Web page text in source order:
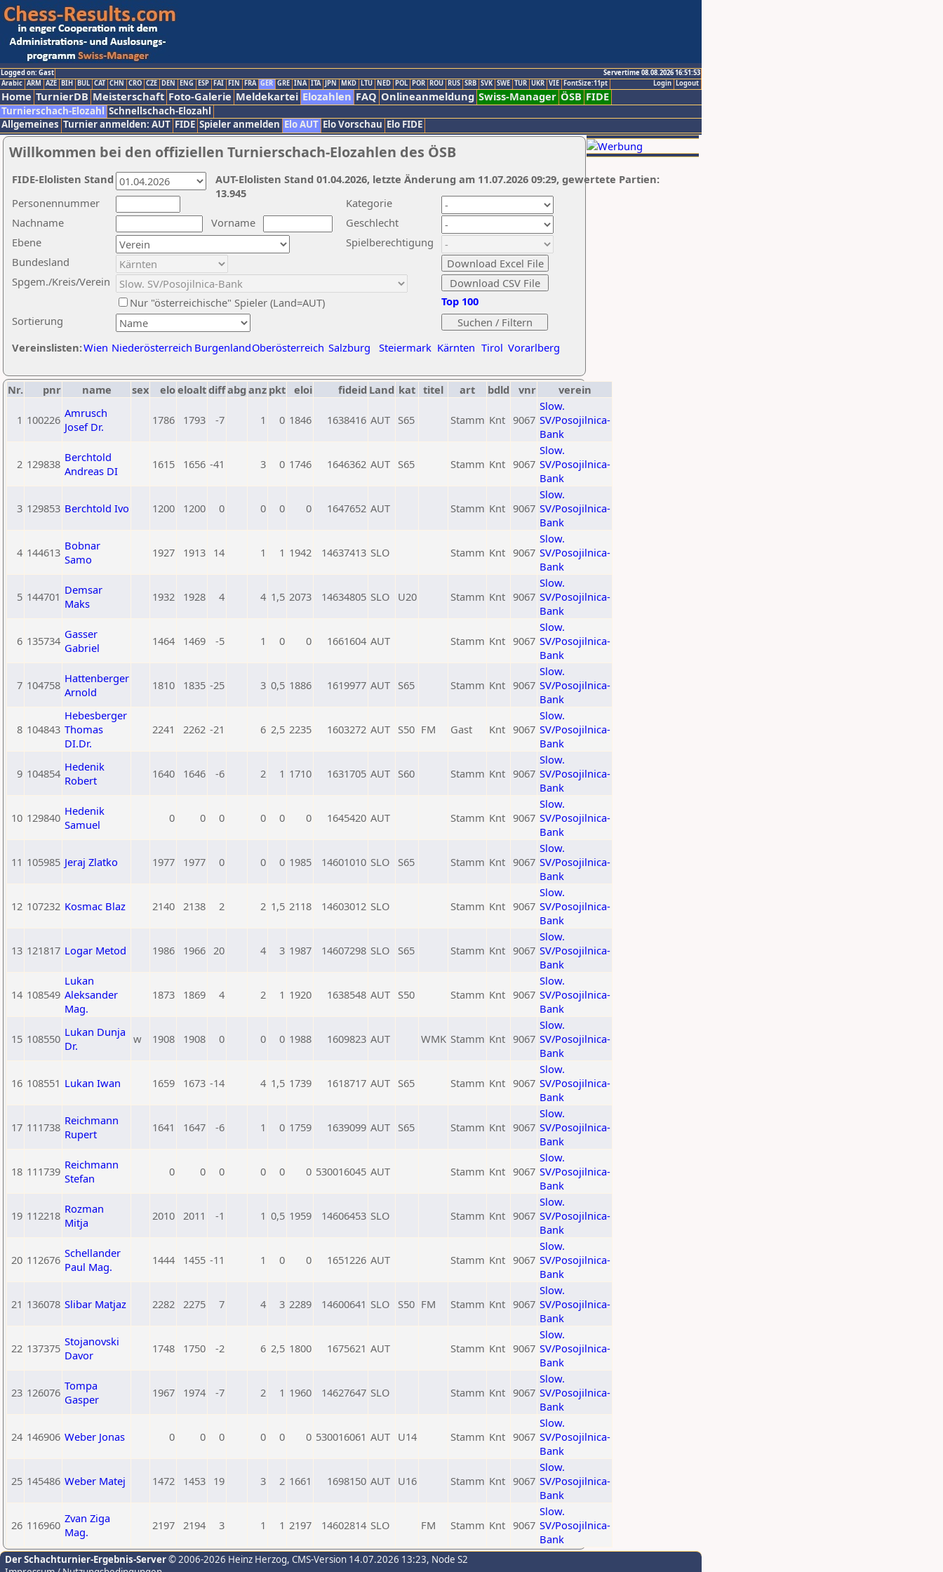
Logged on: Gast
Servertime 08.08.2026 16:51:53
Logout
Login
Arabic ARM AZE BIH BUL CAT CHN CRO CZE DEN ENG ESP FAI FIN FRA GER GRE INA ITA JPN MKD LTU NED POL POR ROU RUS SRB SVK SWE TUR UKR VIE FontSize:11pt
Home TurnierDB Meisterschaft Foto-Galerie Meldekartei Elozahlen FAQ Onlineanmeldung Swiss-Manager ÖSB FIDE
Turnierschach-Elozahl Schnellschach-Elozahl
Allgemeines Turnier anmelden: AUT FIDE Spieler anmelden Elo AUT Elo Vorschau Elo FIDE
Willkommen bei den offiziellen Turnierschach-Elozahlen des ÖSB
Nachname
Vorname
Ebene
Kategorie
Sortierung
Personennummer
Bundesland
Spgem./Kreis/Verein
Geschlecht
Nur "österreichische" Spieler (Land=AUT)
Spielberechtigung
Vereinslisten:Wien Niederösterreich BurgenlandOberösterreich Salzburg Steiermark Kärnten Tirol Vorarlberg
Top 100
AUT-Elolisten Stand 01.04.2026, letzte Änderung am 11.07.2026 09:29, gewertete Partien:
13.945
FIDE-Elolisten Stand
Nr. pnr name sex eloeloaltdiffabg anz pkt eloi fideid Land kat titel art bdld vnr verein
1 100226 Amrusch
Josef Dr.
1786 1793 -7 1 0 1846 1638416 AUT S65 Stamm Knt 9067
Slow.
SV/Posojilnica-
Bank
2 129838 Berchtold
Andreas DI
1615 1656 -41 3 0 1746 1646362 AUT S65 Stamm Knt 9067
Slow.
SV/Posojilnica-
Bank
3 129853 Berchtold Ivo 1200 1200 0 0 0 0 1647652 AUT Stamm Knt 9067
Slow.
SV/Posojilnica-
Bank
4 144613 Bobnar
Samo
1927 1913 14 1 1 1942 14637413 SLO Stamm Knt 9067
Slow.
SV/Posojilnica-
Bank
5 144701 Demsar
Maks
1932 1928 4 4 1,5 2073 14634805 SLO U20 Stamm Knt 9067
Slow.
SV/Posojilnica-
Bank
6 135734 Gasser
Gabriel
1464 1469 -5 1 0 0 1661604 AUT Stamm Knt 9067
Slow.
SV/Posojilnica-
Bank
7 104758 Hattenberger
Arnold
1810 1835 -25 3 0,5 1886 1619977 AUT S65 Stamm Knt 9067
Slow.
SV/Posojilnica-
Bank
8 104843
Hebesberger
Thomas
DI.Dr.
2241 2262 -21 6 2,5 2235 1603272 AUT S50 FM Gast Knt 9067
Slow.
SV/Posojilnica-
Bank
9 104854 Hedenik
Robert
1640 1646 -6 2 1 1710 1631705 AUT S60 Stamm Knt 9067
Slow.
SV/Posojilnica-
Bank
10 129840 Hedenik
Samuel
0 0 0 0 0 0 1645420 AUT Stamm Knt 9067
Slow.
SV/Posojilnica-
Bank
11 105985 Jeraj Zlatko 1977 1977 0 0 0 1985 14601010 SLO S65 Stamm Knt 9067
Slow.
SV/Posojilnica-
Bank
12 107232 Kosmac Blaz 2140 2138 2 2 1,5 2118 14603012 SLO Stamm Knt 9067
Slow.
SV/Posojilnica-
Bank
13 121817 Logar Metod 1986 1966 20 4 3 1987 14607298 SLO S65 Stamm Knt 9067
Slow.
SV/Posojilnica-
Bank
14 108549
Lukan
Aleksander
Mag.
1873 1869 4 2 1 1920 1638548 AUT S50 Stamm Knt 9067
Slow.
SV/Posojilnica-
Bank
15 108550 Lukan Dunja
Dr.
w 1908 1908 0 0 0 1988 1609823 AUT WMK Stamm Knt 9067
Slow.
SV/Posojilnica-
Bank
16 108551 Lukan Iwan 1659 1673 -14 4 1,5 1739 1618717 AUT S65 Stamm Knt 9067
Slow.
SV/Posojilnica-
Bank
17 111738 Reichmann
Rupert
1641 1647 -6 1 0 1759 1639099 AUT S65 Stamm Knt 9067
Slow.
SV/Posojilnica-
Bank
18 111739 Reichmann
Stefan
0 0 0 0 0 0 530016045 AUT Stamm Knt 9067
Slow.
SV/Posojilnica-
Bank
19 112218 Rozman
Mitja
2010 2011 -1 1 0,5 1959 14606453 SLO Stamm Knt 9067
Slow.
SV/Posojilnica-
Bank
20 112676 Schellander
Paul Mag.
1444 1455 -11 1 0 0 1651226 AUT Stamm Knt 9067
Slow.
SV/Posojilnica-
Bank
21 136078 Slibar Matjaz 2282 2275 7 4 3 2289 14600641 SLO S50 FM Stamm Knt 9067
Slow.
SV/Posojilnica-
Bank
22 137375 Stojanovski
Davor
1748 1750 -2 6 2,5 1800 1675621 AUT Stamm Knt 9067
Slow.
SV/Posojilnica-
Bank
23 126076 Tompa
Gasper
1967 1974 -7 2 1 1960 14627647 SLO Stamm Knt 9067
Slow.
SV/Posojilnica-
Bank
24 146906 Weber Jonas 0 0 0 0 0 0 530016061 AUT U14 Stamm Knt 9067
Slow.
SV/Posojilnica-
Bank
25 145486 Weber Matej 1472 1453 19 3 2 1661 1698150 AUT U16 Stamm Knt 9067
Slow.
SV/Posojilnica-
Bank
26 116960 Zvan Ziga
Mag.
2197 2194 3 1 1 2197 14602814 SLO FM Stamm Knt 9067
Slow.
SV/Posojilnica-
Bank
Der Schachturnier-Ergebnis-Server© 2006-2026 Heinz Herzog, CMS-Version 14.07.2026 13:23, Node S2